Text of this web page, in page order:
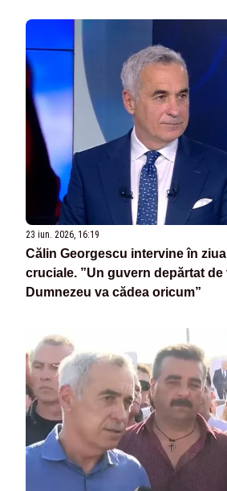
23 iun. 2026, 16:19
Călin Georgescu intervine în
cruciale. ”Un guvern depărtat de
Dumnezeu va cădea oricum”